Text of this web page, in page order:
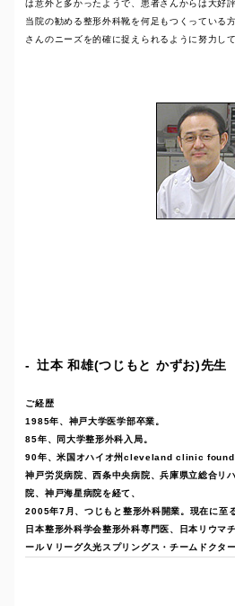
は意外と多かったようで、患者さんからは大好評
当院の勧める整形外科靴を何足もつくっている
さんのニーズを的確に捉えられるように努力し
辻本 和雄(つじもと かずお)先生
ご経歴
1985年、神戸大学医学部卒業。
85年、同大学整形外科入局。
90年、米国オハイオ州cleveland clinic
神戸労災病院、西条中央病院、兵庫県立総合リ
院、神戸海星病院を経て、
2005年7月、つじもと整形外科開業。現在に至る
日本整形外科学会整形外科専門医、日本リウマ
ールＶリーグ久光スプリングス・チームドクター